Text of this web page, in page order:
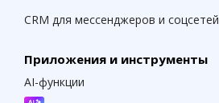
CRM для мессенджеров и соцсетей
Приложения и инструменты
AI-функции